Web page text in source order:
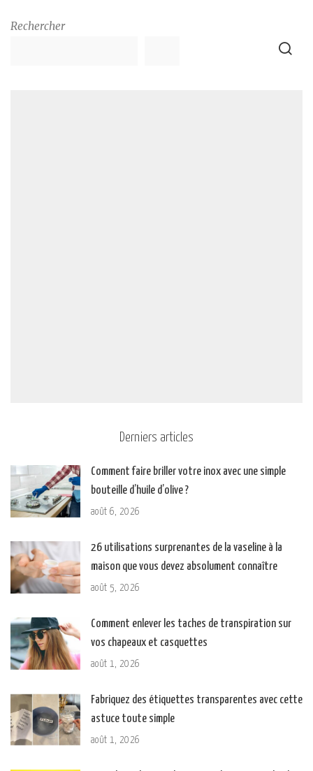
Rechercher
Derniers articles
Comment faire briller votre inox avec une simple
bouteille d’huile d’olive ?
août 6, 2026
26 utilisations surprenantes de la vaseline à la
maison que vous devez absolument connaître
août 5, 2026
Comment enlever les taches de transpiration sur
vos chapeaux et casquettes
août 1, 2026
Fabriquez des étiquettes transparentes avec cette
astuce toute simple
août 1, 2026